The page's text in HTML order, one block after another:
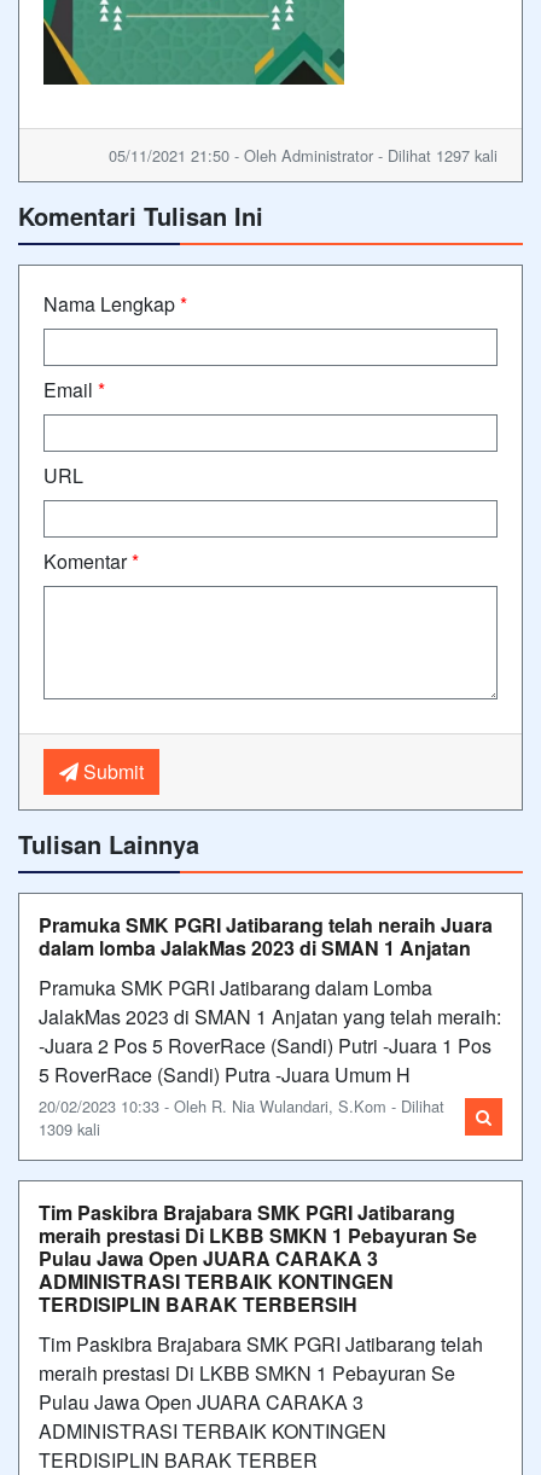
05/11/2021 21:50 - Oleh Administrator - Dilihat 1297 kali
Komentari Tulisan Ini
Nama Lengkap*
Email *
URL
Komentar*
Submit
Tulisan Lainnya
Pramuka SMK PGRI Jatibarang telah neraih Juara
dalam lomba JalakMas 2023 di SMAN 1 Anjatan
Pramuka SMK PGRI Jatibarang dalam Lomba
JalakMas 2023 di SMAN 1 Anjatan yang telah meraih:
-Juara 2 Pos 5 RoverRace (Sandi) Putri -Juara 1 Pos
5 RoverRace (Sandi) Putra -Juara Umum H
20/02/2023 10:33 - Oleh R. Nia Wulandari, S.Kom - Dilihat
1309 kali
Tim Paskibra Brajabara SMK PGRI Jatibarang
meraih prestasi Di LKBB SMKN 1 Pebayuran Se
Pulau Jawa Open JUARA CARAKA 3
ADMINISTRASI TERBAIK KONTINGEN
TERDISIPLIN BARAK TERBERSIH
Tim Paskibra Brajabara SMK PGRI Jatibarang telah
meraih prestasi Di LKBB SMKN 1 Pebayuran Se
Pulau Jawa Open JUARA CARAKA 3
ADMINISTRASI TERBAIK KONTINGEN
TERDISIPLIN BARAK TERBER